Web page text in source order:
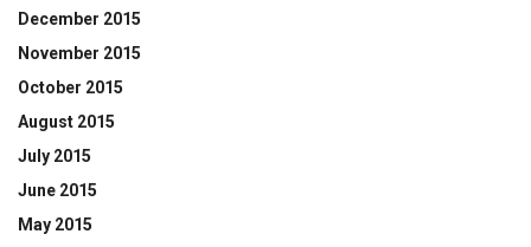
December 2015
November 2015
October 2015
August 2015
July 2015
June 2015
May 2015